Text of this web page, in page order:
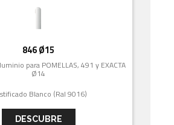
846 Ø15
para POMELLAS, 491 y EXACTA
Ø14
Blanco (Ral 9016)
DESCUBRE